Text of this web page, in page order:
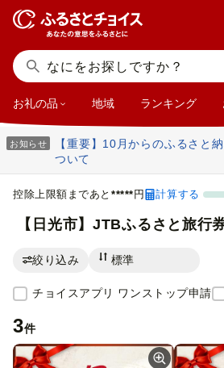
お礼の品 地域 ランキング
お知らせ
【重要】10月からのふるさと
ついて
控除上限額まであと***** 円 計算する
【日光市】JTBふるさと旅行
絞り込み
チョイスアプリ ワンストップ
チョイスアプリ ワンストップ申請
3件